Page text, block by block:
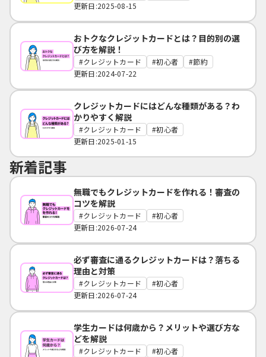
更新日:2025-08-15
おトクなクレジットカードとは？目的別の選
び方を解説！
クレジットカード 初心者
節約
更新日:2024-07-22
クレジットカードにはどんな種類がある？わ
かりやすく解説
クレジットカード
初心者
更新日:2025-01-15
新着記事
無職でもクレジットカードを作れる！審査の
コツを解説
クレジットカード
初心者
更新日:2026-07-24
必ず審査に通るクレジットカードは？落ちる
理由と対策
クレジットカード
初心者
更新日:2026-07-24
学生カードは何歳から？メリットや選び方な
どを解説
クレジットカード
初心者